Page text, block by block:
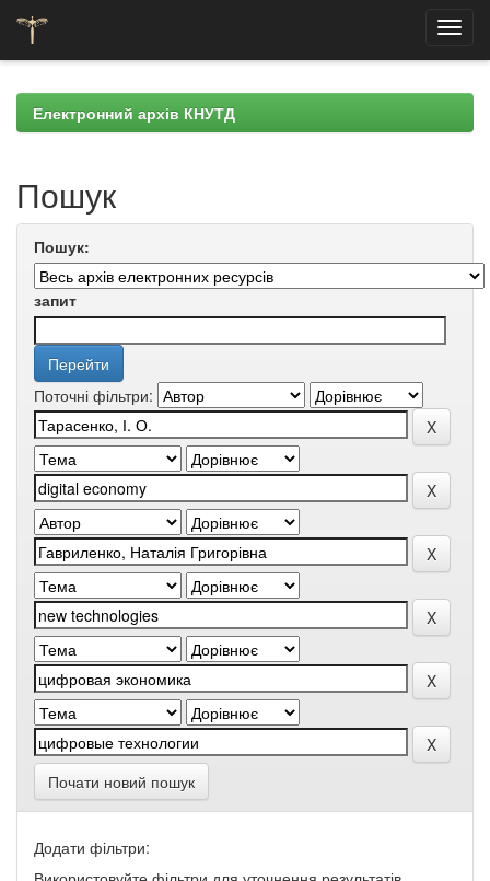
navigationЕлектронний архів КНУТД
Пошук
Пошук:
запит
Поточні фільтри:
Почати новий пошук
Додати фільтри: